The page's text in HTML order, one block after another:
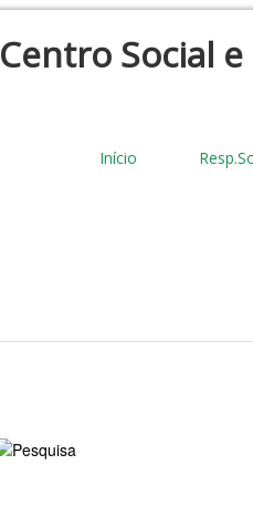
Centro Social
Início